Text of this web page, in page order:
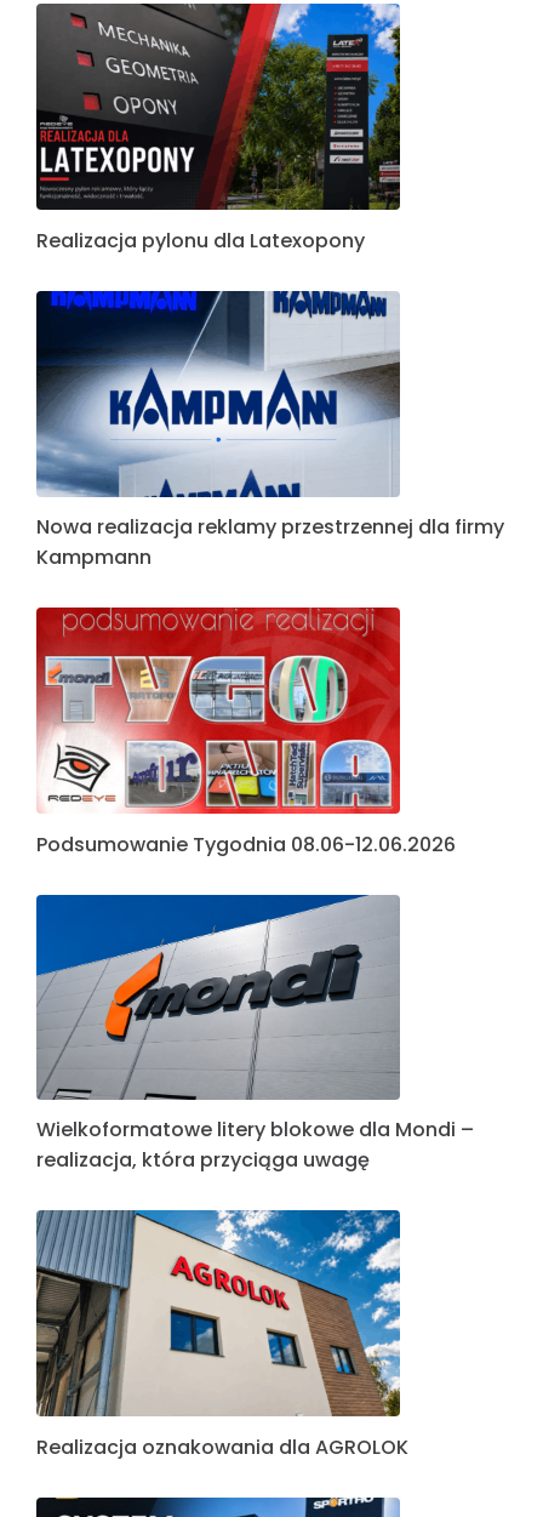
Realizacja pylonu dla Latexopony
Nowa realizacja reklamy przestrzennej dla firmy
Kampmann
Podsumowanie Tygodnia 08.06-12.06.2026
Wielkoformatowe litery blokowe dla Mondi –
realizacja, która przyciąga uwagę
Realizacja oznakowania dla AGROLOK